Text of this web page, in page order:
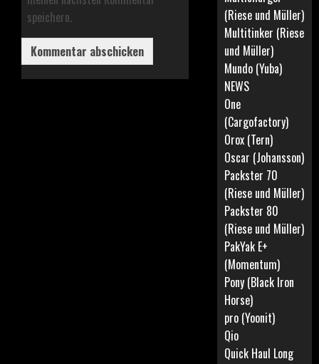
speichern.
(Riese und Müller)
Multitinker (Riese
und Müller)
Mundo (Yuba)
NEWS
One
(Cargofactory)
Orox (Tern)
Oscar (Johansson)
Packster 70
(Riese und Müller)
Packster 80
(Riese und Müller)
PakYak E+
(Momentum)
Pony (Black Iron
Horse)
pro (Yoonit)
Qio
Quick Haul Long